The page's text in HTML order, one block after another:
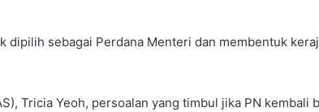
sebagai Perdana Menteri dan membentuk
Tricia Yeoh, persoalan yang timbul jika PN kembali